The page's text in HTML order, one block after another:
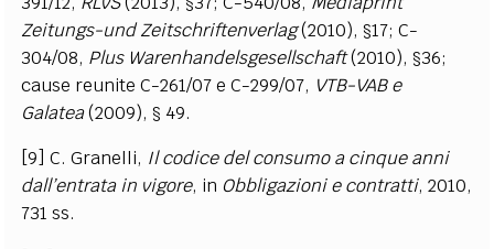
Zeitungs-und Zeitschriftenverlag(2010), §17; C-
304/08, Plus Warenhandelsgesellschaft(2010), §36;
cause reunite C-261/07 e C-299/07, VTB-VAB e
Galatea(2009), § 49.
[9] C. Granelli, Il codice del consumo a cinque anni
dall’entrata in vigore, in Obbligazioni e contratti, 2010,
731 ss.